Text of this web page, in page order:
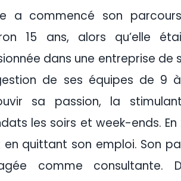
a commencé son
15 ans, alors qu’elle
dans une entreprise de
de ses équipes de 9
sa passion, la
les soirs et week-ends.
en quittant son emploi. Son
comme consultante.